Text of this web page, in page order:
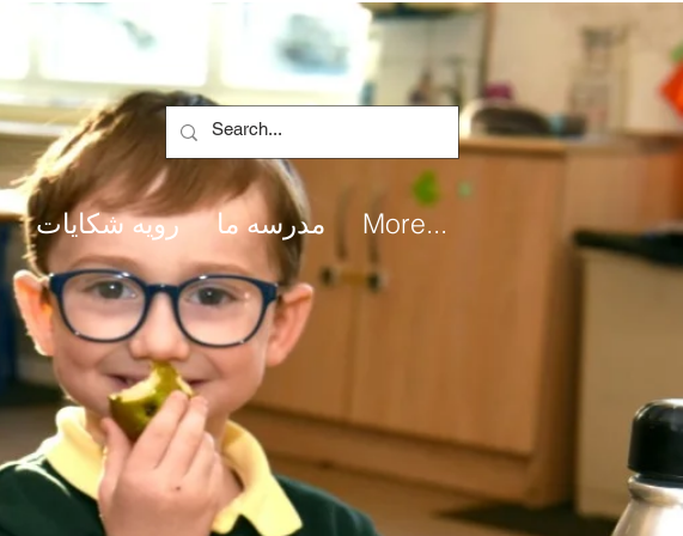
رویه شکایات مدرسه ما More...